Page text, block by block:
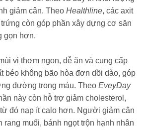
giảm cân. Theo Healthline, các axit
còn góp phần xây dựng cơ săn
gọn hơn.
vị thơm ngon, dễ ăn và cung cấp
béo không bão hòa đơn dồi dào, góp
đường trong máu. Theo EveyDay
này còn hỗ trợ giảm cholesterol,
đó nạp ít calo hơn. Người giảm cân
rang muối, bánh ngọt trộn hạnh nhân